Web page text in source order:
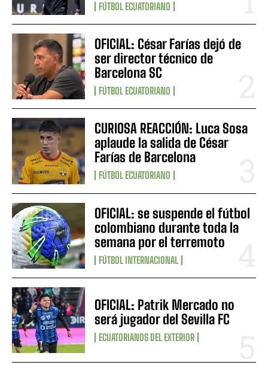
FÚTBOL ECUATORIANO
OFICIAL: César Farías dejó de
ser director técnico de
Barcelona SC
FÚTBOL ECUATORIANO
CURIOSA REACCIÓN: Luca Sosa
aplaude la salida de César
Farías de Barcelona
FÚTBOL ECUATORIANO
OFICIAL: se suspende el fútbol
colombiano durante toda la
semana por el terremoto
FÚTBOL INTERNACIONAL
OFICIAL: Patrik Mercado no
será jugador del Sevilla FC
ECUATORIANOS DEL EXTERIOR